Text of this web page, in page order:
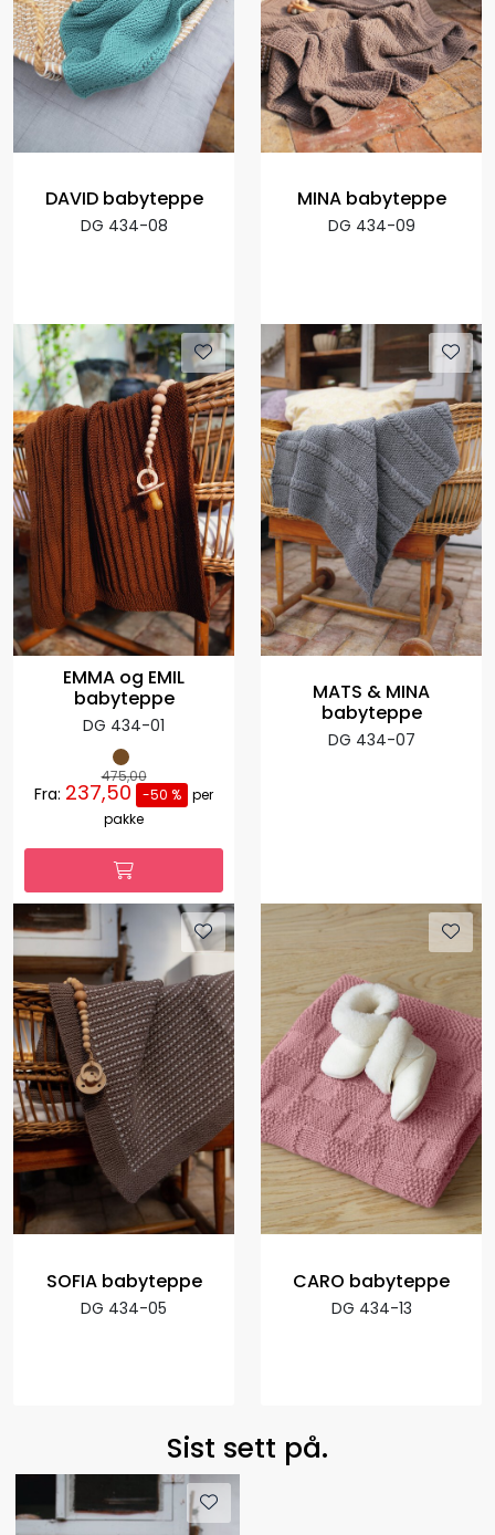
DAVID babyteppe
DG 434-08
MINA babyteppe
DG 434-09
EMMA og EMIL
babyteppe
DG 434-01
475,00
Fra: 237,50 -50 % per
pakke
MATS & MINA
babyteppe
DG 434-07
SOFIA babyteppe
DG 434-05
CARO babyteppe
DG 434-13
Sist sett på.